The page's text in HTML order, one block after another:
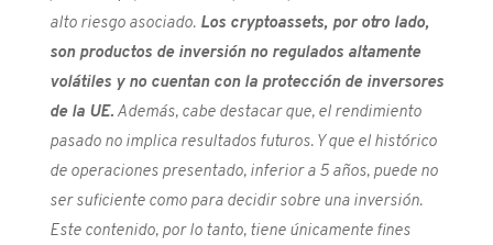
alto riesgo asociado.Los cryptoassets, por otro lado,
son productos de inversión no regulados altamente
volátiles y no cuentan con la protección de inversores
de la UE. Además, cabe destacar que, el rendimiento
pasado no implica resultados futuros. Y que el histórico
de operaciones presentado, inferior a 5 años, puede no
ser suficiente como para decidir sobre una inversión.
Este contenido, por lo tanto, tiene únicamente fines